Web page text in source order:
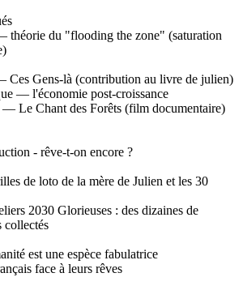
théorie du "flooding the zone" (saturation
Gens-là (contribution au livre de julien)
— l'économie post-croissance
Le Chant des Forêts (film documentaire)
- rêve-t-on encore ?
de loto de la mère de Julien et les 30
2030 Glorieuses : des dizaines de
collectés
est une espèce fabulatrice
face à leurs rêves